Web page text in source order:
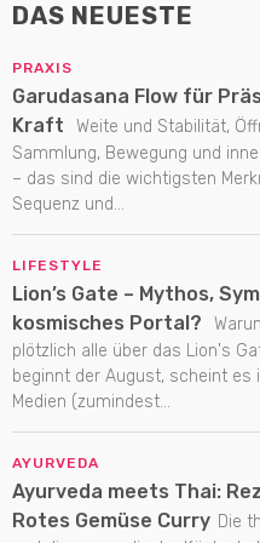
DAS NEUESTE
PRAXIS
Garudasana Flow für
Kraft
Weite und Stabilität,
Sammlung, Bewegung und
– das sind die wichtigsten
Sequenz und...
LIFESTYLE
Lion’s Gate – Mythos,
kosmisches Portal?
plötzlich alle über das Lion's
beginnt der August, scheint es
Medien (zumindest...
AYURVEDA
Ayurveda meets Thai:
Rotes Gemüse Curry Die